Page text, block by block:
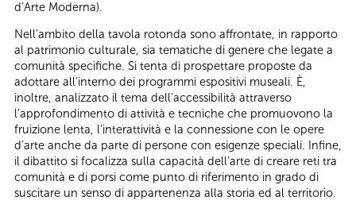
d’Arte Moderna).
Nell’ambito della tavola rotonda sono affrontate, in rapporto
al patrimonio culturale, sia tematiche di genere che legate a
comunità specifiche. Si tenta di prospettare proposte da
adottare all’interno dei programmi espositivi museali. È,
inoltre, analizzato il tema dell’accessibilità attraverso
l’approfondimento di attività e tecniche che promuovono la
fruizione lenta, l’interattività e la connessione con le opere
d’arte anche da parte di persone con esigenze speciali. Infine,
il dibattito si focalizza sulla capacità dell’arte di creare reti tra
comunità e di porsi come punto di riferimento in grado di
suscitare un senso di appartenenza alla storia ed al territorio.